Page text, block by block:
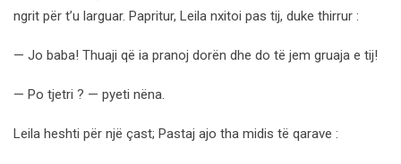
ngrit për t’u larguar. Papritur, Leila nxitoi pas tij, duke thirrur :
— Jo baba! Thuaji që ia pranoj dorën dhe do të jem gruaja e tij!
— Po tjetri ? — pyeti nëna.
Leila heshti për një çast; Pastaj ajo tha midis të qarave :